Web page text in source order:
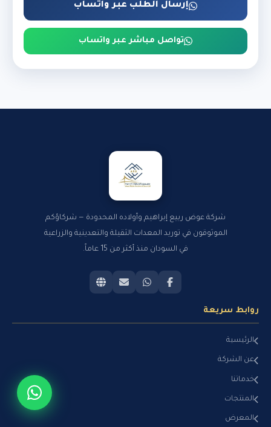
إرسال الطلب عبر واتساب
تواصل مباشر عبر واتساب
شركة عوض ربيع إبراهيم وأولاده المحدودة — شركاؤكم
الموثوقون في توريد المعدات الثقيلة والتعدينية والزراعية
في السودان منذ أكثر من 15 عاماً.
روابط سريعة
الرئيسية
عن الشركة
خدماتنا
المنتجات
المعرض